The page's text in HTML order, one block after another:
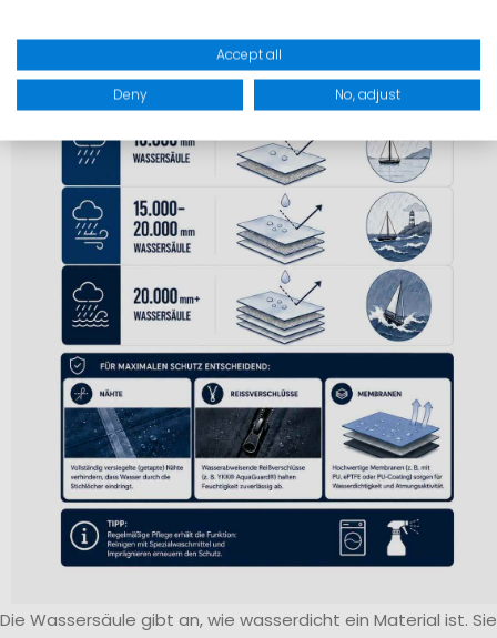
Die Wassersäule gibt an, wie wasserdicht ein Material ist. Sie
Accept all
Deny No, adjust